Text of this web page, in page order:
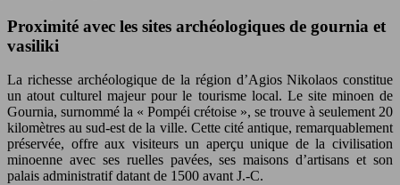
Proximité avec les sites archéologiques de gournia et
vasiliki
La richesse archéologique de la région d’Agios Nikolaos constitue
un atout culturel majeur pour le tourisme local. Le site minoen de
Gournia, surnommé la « Pompéi crétoise », se trouve à seulement 20
kilomètres au sud-est de la ville. Cette cité antique, remarquablement
préservée, offre aux visiteurs un aperçu unique de la civilisation
minoenne avec ses ruelles pavées, ses maisons d’artisans et son
palais administratif datant de 1500 avant J.-C.